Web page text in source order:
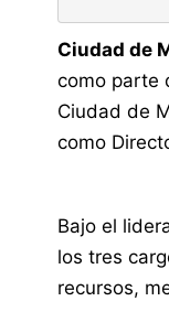
Ciudad de
como parte
Ciudad de
como
Bajo el
los tres
recursos,